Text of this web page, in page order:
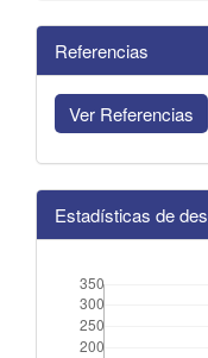
Referencias
Ver Referencias
Estadísticas de